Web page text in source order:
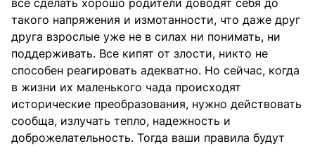
такого напряжения и измотанности, что даже друг
друга взрослые уже не в силах ни понимать, ни
поддерживать. Все кипят от злости, никто не
способен реагировать адекватно. Но сейчас, когда
в жизни их маленького чада происходят
исторические преобразования, нужно действовать
сообща, излучать тепло, надежность и
доброжелательность. Тогда ваши правила будут